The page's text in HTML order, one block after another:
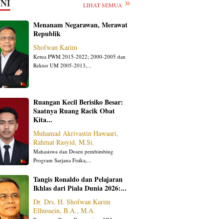
LIHAT SEMUA
Menanam Negarawan, Merawat
Republik
Shofwan Karim
Ketua PWM 2015-2022; 2000-2005 dan
Rektor UM 2005-2013,...
Ruangan Kecil Berisiko Besar:
Saatnya Ruang Racik Obat
Kita...
Muhamad Akrivastin Hawaari,
Rahmat Rasyid, M.Si.
Mahasiswa dan Dosen pembimbing
Program Sarjana Fisika,...
Tangis Ronaldo dan Pelajaran
Ikhlas dari Piala Dunia 2026:...
Dr. Drs. H. Shofwan Karim
Elhussein, B.A., M.A.